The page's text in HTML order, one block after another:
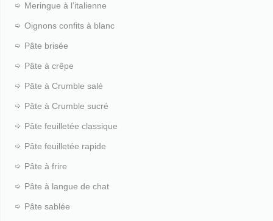
Meringue à l’italienne
Oignons confits à blanc
Pâte brisée
Pâte à crêpe
Pâte à Crumble salé
Pâte à Crumble sucré
Pâte feuilletée classique
Pâte feuilletée rapide
Pâte à frire
Pâte à langue de chat
Pâte sablée